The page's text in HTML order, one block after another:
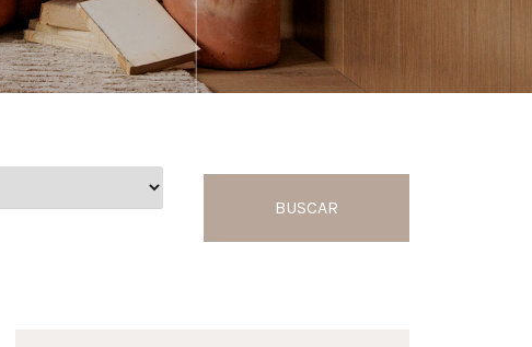
BUSCAR